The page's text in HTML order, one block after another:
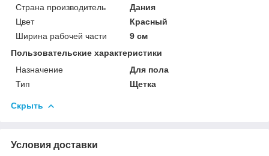
Страна производитель
Дания
Цвет
Красный
Ширина рабочей части
9 см
Пользовательские характеристики
Назначение
Для пола
Тип
Щетка
Скрыть
Условия доставки